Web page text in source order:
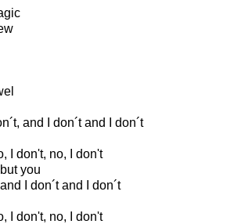
and I don´t and I don´t
I don't, no, I don't
you
I don´t and I don´t
I don't, no, I don't